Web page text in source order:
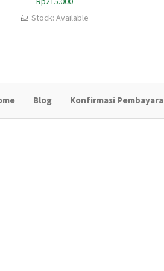
Stock: Available
Blog Konfirmasi